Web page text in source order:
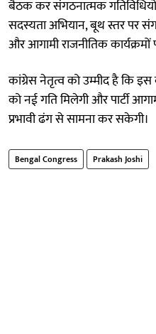
बैठक कर संगठनात्मक
सदस्यता अभियान, बूथ स्तर पर
और आगामी राजनीतिक कार्यक्रमों
कांग्रेस नेतृत्व को उम्मीद है कि
को नई गति मिलेगी और पार्टी
प्रभावी ढंग से सामना कर सकेगी।
Bengal Congress Prakash Joshi